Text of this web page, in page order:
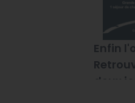
Enfin
deux